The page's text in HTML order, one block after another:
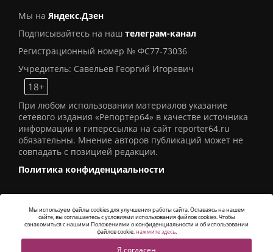
Мы на Яндекс.Дзен
Подписывайтесь на наш телеграм-канал
Регистрационный номер № ФС77-73036
Учредитель: Савельев Георгий Игоревич
18+
При любом использовании материалов указание
сетевого издания «Репортер64» в качестве источника
информации и гиперссылка на сайт reporter64.ru
обязательны. Мнение авторов публикаций может не
совпадать с позицией редакции.
Политика конфиденциальности
© 2016СИ «Репортер64». Все права защищены -
Alatis Studio
Мы используем файлы cookies для улучшения работы сайта. Оставаясь на нашем
сайте, вы соглашаетесь с условиями использования файлов cookies. Чтобы
ознакомиться с нашими Положениями о конфиденциальности и об использовании
файлов cookie,нажмите здесь.
Я согласен